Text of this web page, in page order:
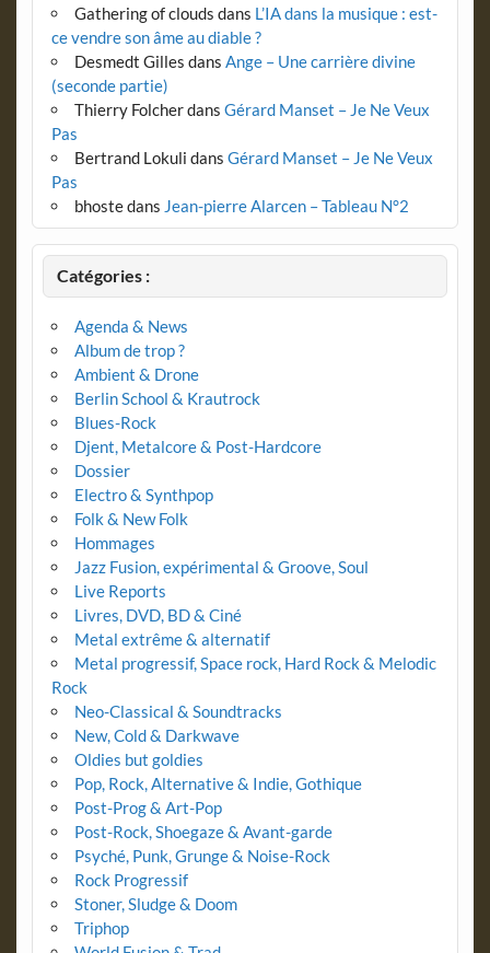
Gathering of clouds dans L’IA dans la musique : est-
ce vendre son âme au diable ?
Desmedt Gilles dans Ange – Une carrière divine
(seconde partie)
Thierry Folcherdans Gérard Manset – Je Ne Veux
Pas
Bertrand Lokuli dans Gérard Manset – Je Ne Veux
Pas
bhostedans Jean-pierre Alarcen – Tableau N°2
Catégories :
Agenda & News
Album de trop ?
Ambient & Drone
Berlin School & Krautrock
Blues-Rock
Djent, Metalcore & Post-Hardcore
Dossier
Electro & Synthpop
Folk & New Folk
Hommages
Jazz Fusion, expérimental & Groove, Soul
Live Reports
Livres, DVD, BD & Ciné
Metal extrême & alternatif
Metal progressif, Space rock, Hard Rock & Melodic
Rock
Neo-Classical & Soundtracks
New, Cold & Darkwave
Oldies but goldies
Pop, Rock, Alternative & Indie, Gothique
Post-Prog & Art-Pop
Post-Rock, Shoegaze & Avant-garde
Psyché, Punk, Grunge & Noise-Rock
Rock Progressif
Stoner, Sludge & Doom
Triphop